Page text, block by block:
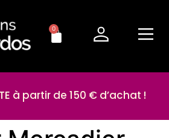
0
à partir de 150 € d’achat !